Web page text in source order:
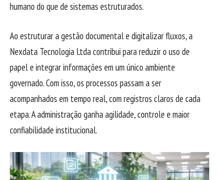
humano do que de sistemas estruturados.
Ao estruturar a gestão documental e digitalizar fluxos, a
Nexdata Tecnologia Ltda contribui para reduzir o uso de
papel e integrar informações em um único ambiente
governado. Com isso, os processos passam a ser
acompanhados em tempo real, com registros claros de cada
etapa. A administração ganha agilidade, controle e maior
confiabilidade institucional.